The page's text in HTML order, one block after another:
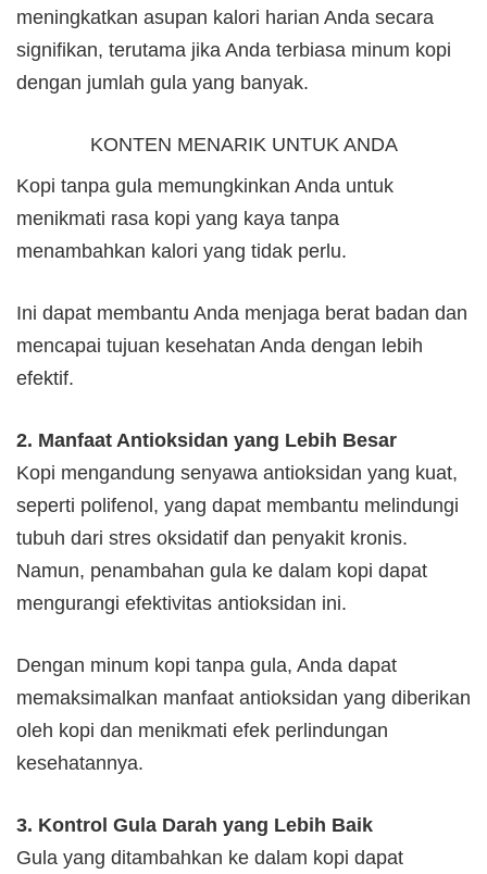
meningkatkan asupan kalori harian Anda secara
signifikan, terutama jika Anda terbiasa minum kopi
dengan jumlah gula yang banyak.
KONTEN MENARIK UNTUK ANDA
Kopi tanpa gula memungkinkan Anda untuk
menikmati rasa kopi yang kaya tanpa
menambahkan kalori yang tidak perlu.
Ini dapat membantu Anda menjaga berat badan dan
mencapai tujuan kesehatan Anda dengan lebih
efektif.
2. Manfaat Antioksidan yang Lebih Besar
Kopi mengandung senyawa antioksidan yang kuat,
seperti polifenol, yang dapat membantu melindungi
tubuh dari stres oksidatif dan penyakit kronis.
Namun, penambahan gula ke dalam kopi dapat
mengurangi efektivitas antioksidan ini.
Dengan minum kopi tanpa gula, Anda dapat
memaksimalkan manfaat antioksidan yang diberikan
oleh kopi dan menikmati efek perlindungan
kesehatannya.
3. Kontrol Gula Darah yang Lebih Baik
Gula yang ditambahkan ke dalam kopi dapat